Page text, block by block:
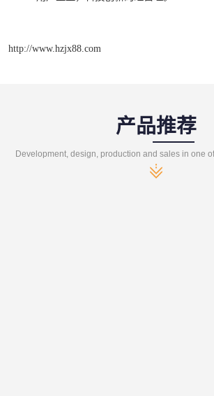
http://www.hzjx88.com
产品推荐